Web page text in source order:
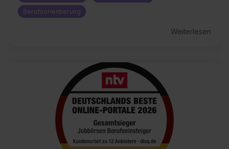
Berufsorientierung
Weiterlesen